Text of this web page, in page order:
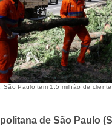
São Paulo tem 1,5 milhão de
de São Paulo